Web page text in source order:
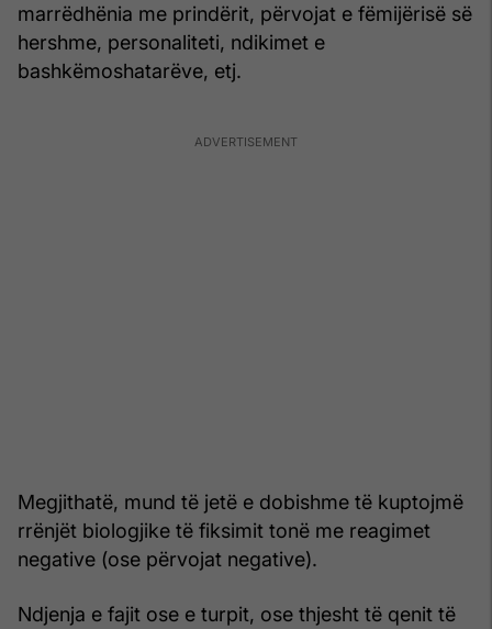
marrëdhënia me prindërit, përvojat e fëmijërisë së
hershme, personaliteti, ndikimet e
bashkëmoshatarëve, etj.
Megjithatë, mund të jetë e dobishme të kuptojmë
rrënjët biologjike të fiksimit tonë me reagimet
negative (ose përvojat negative).
Ndjenja e fajit ose e turpit, ose thjesht të qenit të